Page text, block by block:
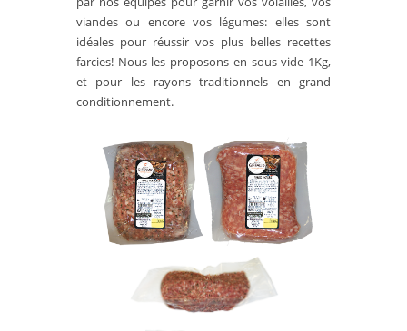
viandes ou encore vos légumes: elles sont
idéales pour réussir vos plus belles recettes
farcies! Nous les proposons en sous vide 1Kg,
et pour les rayons traditionnels en grand
conditionnement.